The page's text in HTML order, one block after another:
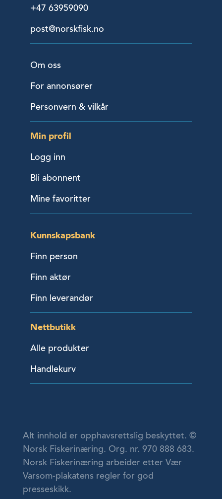
+47 63959090
post@norskfisk.no
Om oss
For annonsører
Personvern & vilkår
Min profil
Logg inn
Bli abonnent
Mine favoritter
Kunnskapsbank
Finn person
Finn aktør
Finn leverandør
Nettbutikk
Alle produkter
Handlekurv
Alt innhold er opphavsrettslig beskyttet. ©
Norsk Fiskerinæring. Org. nr. 970 888 683.
Norsk Fiskerinæring arbeider etter Vær
Varsom-plakatens regler for god
presseskikk.